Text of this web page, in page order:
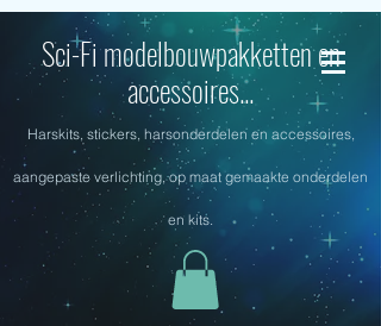
Sci-Fi modelbouwpakketten en
accessoires...
Harskits, stickers, harsonderdelen en accessoires,
aangepaste verlichting, op maat gemaakte onderdelen
en kits.